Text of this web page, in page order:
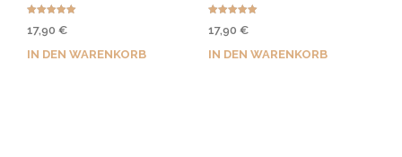
5.00
17,90 €
IN DEN WARENKORB
5.00
17,90 €
IN DEN WARENKORB